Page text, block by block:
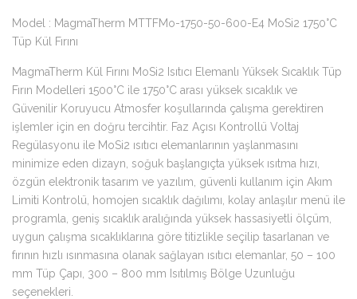
Model : MagmaTherm MTTFMo-1750-50-600-E4 MoSi2 1750°C
Tüp Kül Fırını
MagmaTherm Kül Fırını MoSi2 Isıtıcı Elemanlı Yüksek Sıcaklık Tüp
Fırın Modelleri 1500°C ile 1750°C arası yüksek sıcaklık ve
Güvenilir Koruyucu Atmosfer koşullarında çalışma gerektiren
işlemler için en doğru tercihtir. Faz Açısı Kontrollü Voltaj
Regülasyonu ile MoSi2 ısıtıcı elemanlarının yaşlanmasını
minimize eden dizayn, soğuk başlangıçta yüksek ısıtma hızı,
özgün elektronik tasarım ve yazılım, güvenli kullanım için Akım
Limiti Kontrolü, homojen sıcaklık dağılımı, kolay anlaşılır menü ile
programla, geniş sıcaklık aralığında yüksek hassasiyetli ölçüm,
uygun çalışma sıcaklıklarına göre titizlikle seçilip tasarlanan ve
fırının hızlı ısınmasına olanak sağlayan ısıtıcı elemanlar, 50 – 100
mm Tüp Çapı, 300 – 800 mm Isıtılmış Bölge Uzunluğu
seçenekleri.